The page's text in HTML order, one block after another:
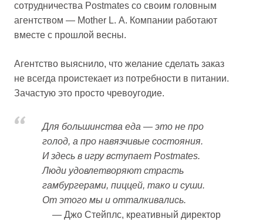
сотрудничества Postmates со своим головным
агентством — Mother L. A. Компании работают
вместе с прошлой весны.
Агентство выяснило, что желание сделать заказ
не всегда проистекает из потребности в питании.
Зачастую это просто чревоугодие.
Для большинства еда — это не про
голод, а про навязчивые состояния.
И здесь в игру вступает Postmates.
Люди удовлетворяют страсть
гамбургерами, пиццей, тако и суши.
От этого мы и отталкивались.
Джо Стейплс, креативный директор